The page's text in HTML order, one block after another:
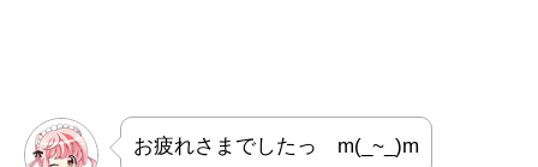
お疲れさまでしたっ m(_~_)m